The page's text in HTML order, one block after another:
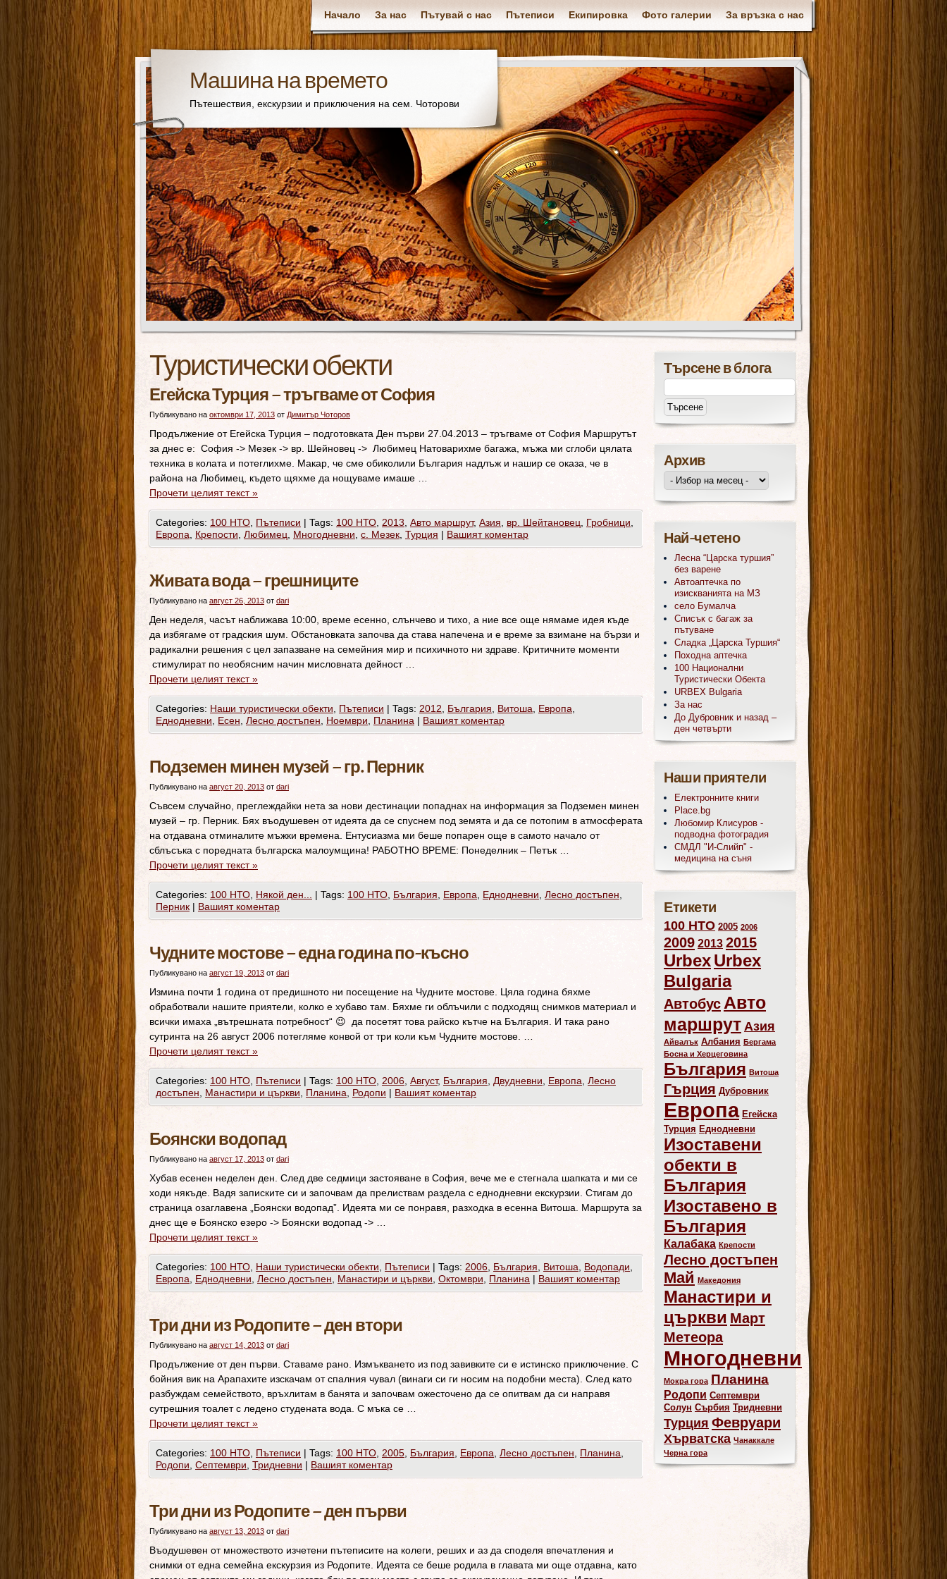
Начало За нас Пътувай с нас Пътеписи Екипировка Фото галерии За връзка с нас
Машина на времето
Пътешествия, екскурзии и приключения на сем. Чоторови
Туристически обекти
Егейска Турция – тръгваме от София
Публикувано на октомври 17, 2013 от Димитър Чоторов
Продължение от Егейска Турция – подготовката Ден първи 27.04.2013 – тръгваме от София Маршрутът
за днес е: София -> Мезек -> вр. Шейновец -> Любимец Натоварихме багажа, мъжа ми сглоби цялата
техника в колата и потеглихме. Макар, че сме обиколили България надлъж и нашир се оказа, че в
района на Любимец, където щяхме да нощуваме имаше …
Прочети целият текст»
Categories: 100 НТО Пътеписи | Tags: 100 НТО 2013 Авто маршрут, Азия вр. Шейтановец Гробници
Европа
Крепости Любимец Многодневни с. Мезек Турция | Вашият коментар
Живата вода – грешниците
Публикувано на август 26, 2013 от dari
Ден неделя, часът наближава 10:00, време есенно, слънчево и тихо, а ние все още нямаме идея къде
да избягаме от градския шум. Обстановката започва да става напечена и е време за взимане на бързи и
радикални решения с цел запазване на семейния мир и психичното ни здраве. Критичните моменти
стимулират по необясним начин мисловната дейност …
Прочети целият текст»
Categories: Наши туристически обекти Пътеписи | Tags: 2012 България Витоша Европа
Еднодневни
Есен Лесно достъпен Ноември Планина | Вашият коментар
Подземен минен музей – гр. Перник
Публикувано на август 20, 2013 от dari
Съвсем случайно, преглеждайки нета за нови дестинации попаднах на информация за Подземен минен
музей – гр. Перник. Бях въодушевен от идеята да се спуснем под земята и да се потопим в атмосферата
на отдавана отминалите мъжки времена. Ентусиазма ми беше попарен още в самото начало от
сблъсъка с поредната българска малоумщина! РАБОТНО ВРЕМЕ: Понеделник – Петък …
Прочети целият текст»
Categories: 100 НТО Някой ден... | Tags: 100 НТО България Европа Еднодневни Лесно достъпен
Перник | Вашият коментар
Чудните мостове – една година по-късно
Публикувано на август 19, 2013 от dari
Измина почти 1 година от предишното ни посещение на Чудните мостове. Цяла година бяхме
обработвали нашите приятели, колко е хубаво там. Бяхме ги облъчили с подходящ снимков материал и
всички имаха „вътрешната потребност“ 😉 да посетят това райско кътче на България. И така рано
сутринта на 26 август 2006 потегляме конвой от три коли към Чудните мостове. …
Прочети целият текст»
Categories: 100 НТО Пътеписи | Tags: 100 НТО 2006 Август, България Двудневни Европа Лесно
достъпен
Манастири и църкви Планина Родопи | Вашият коментар
Боянски водопад
Публикувано на август 17, 2013 от dari
Хубав есенен неделен ден. След две седмици застояване в София, вече ме е стегнала шапката и ми се
ходи някъде. Вадя записките си и започвам да прелиствам раздела с еднодневни екскурзии. Стигам до
страница озаглавена „Боянски водопад”. Идеята ми се понравя, разходка в есенна Витоша. Маршрута за
днес ще е Боянско езеро -> Боянски водопад -> …
Прочети целият текст»
Categories: 100 НТО Наши туристически обекти Пътеписи | Tags: 2006 България Витоша Водопади
Европа
Еднодневни Лесно достъпен Манастири и църкви Октомври Планина | Вашият коментар
Три дни из Родопите – ден втори
Публикувано на август 14, 2013 от dari
Продължение от ден първи. Ставаме рано. Измъкването из под завивките си е истинско приключение. С
бойния вик на Арапахите изскачам от спалния чувал (винаги си ги носим на подобни места). След като
разбуждам семейството, връхлитам в банята и започвам ожесточено да се опитвам да си направя
сутрешния тоалет с ледено студената вода. С мъка се …
Прочети целият текст»
Categories: 100 НТО Пътеписи | Tags: 100 НТО 2005 България Европа Лесно достъпен Планина
Родопи Септември Тридневни | Вашият коментар
Три дни из Родопите – ден първи
Публикувано на август 13, 2013 от dari
Въодушевен от множеството изчетени пътеписите на колеги, реших и аз да споделя впечатления и
снимки от една семейна екскурзия из Родопите. Идеята се беше родила в главата ми още отдавна, като
Търсене в блога
Архив
Най-четено
Лесна “Царска туршия”
без варене
Автоаптечка по
изискванията на МЗ
село Бумалча
Списък с багаж за
пътуване
Сладка „Царска Туршия“
Походна аптечка
100 Национални
Туристически Обекта
URBEX Bulgaria
За нас
До Дубровник и назад –
ден четвърти
Наши приятели
Електронните книги
Place.bg
Любомир Клисуров -
подводна фотоградия
СМДЛ "И-Слийп" -
медицина на съня
Етикети
100 НТО 2005 2006
2009 2013 2015
UrbexUrbex
Bulgaria
Автобус Авто
маршрут Азия
Айвалък Албания Бергама
Босна и Херцеговина
България Витоша
Гърция Дубровник
Европа Егейска
Турция Еднодневни
Изоставени
обекти в
България
Изоставено в
България
Калабака Крепости
Лесно достъпен
Май Македония
Манастири и
църкви Март
Метеора
Многодневни
Мокра гора Планина
Родопи Септември
Солун Сърбия Тридневни
Турция Февруари
Хърватска Чанаккале
Черна гора